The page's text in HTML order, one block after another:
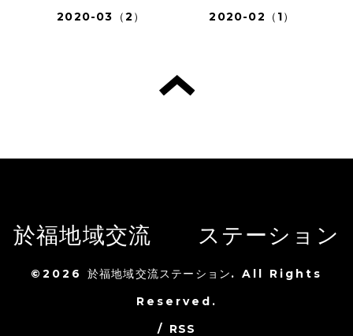
2020-03（2）
2020-02（1）
於福地域交流 ステーション
©2026 於福地域交流ステーション. All Rights
Reserved.
/ RSS